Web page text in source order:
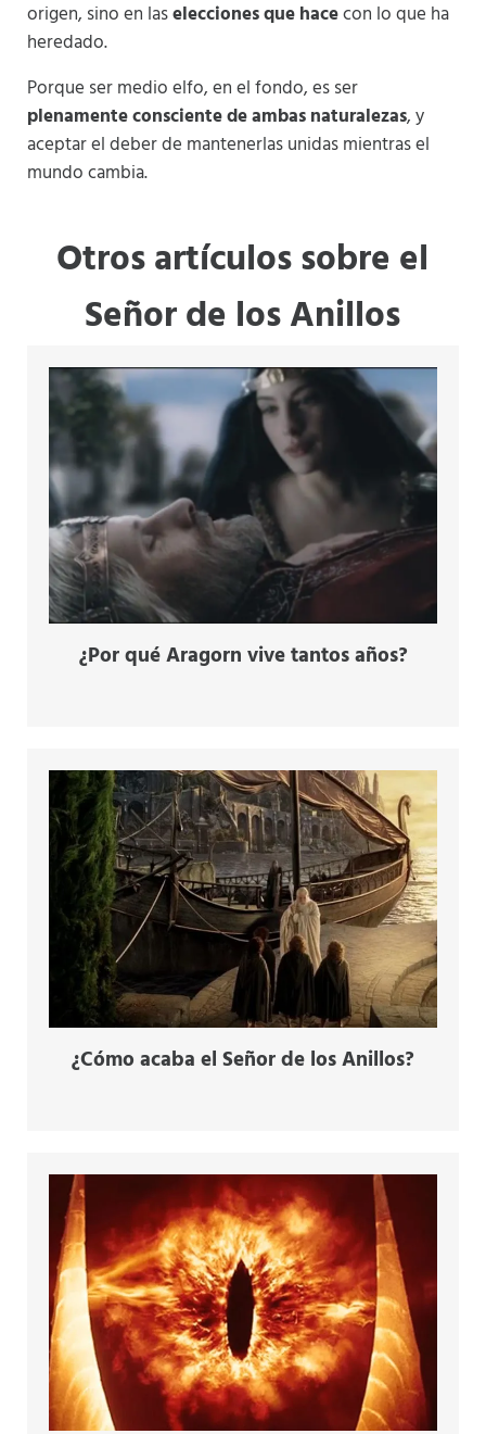
origen, sino en laselecciones que hacecon lo que ha
heredado.
Porque ser medio elfo, en el fondo, es ser
plenamente consciente de ambas naturalezas, y
aceptar el deber de mantenerlas unidas mientras el
mundo cambia.
Otros artículos sobre el
Señor de los Anillos
¿Por qué Aragorn vive tantos años?
¿Cómo acaba el Señor de los Anillos?